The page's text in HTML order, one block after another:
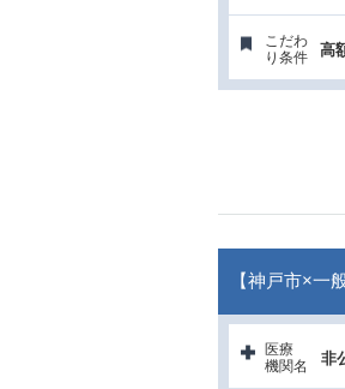
こだわ
り条件
高
【神戸市×
医療
機関名
非